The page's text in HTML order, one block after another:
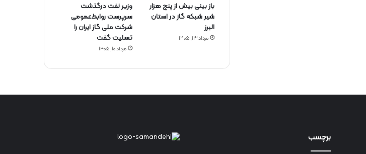
باز بینی بیش از پنج هزار
شیر شبکه گاز در استان
البرز
مرداد ۱۳, ۱۴۰۵
وزیر نفت درگذشت
سرپرست روابط‌عمومی
شرکت ملی گاز ایران را
تسلیت گفت
مرداد ۱۰, ۱۴۰۵
برچسب